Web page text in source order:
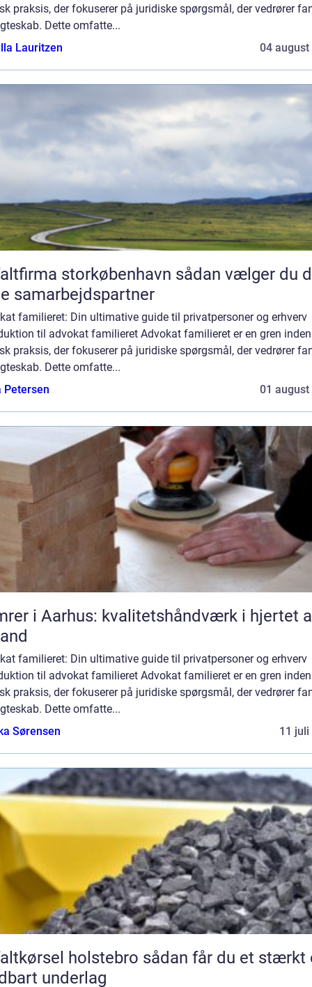
praksis, der fokuserer på juridiske spørgsmål, der vedrører
Dette omfatte...
Lauritzen
04 august
storkøbenhavn sådan vælger du den
samarbejdspartner
familieret: Din ultimative guide til privatpersoner og erhverv
til advokat familieret Advokat familieret er en gren
praksis, der fokuserer på juridiske spørgsmål, der vedrører
Dette omfatte...
Petersen
01 august
i Aarhus: kvalitetshåndværk i hjertet
familieret: Din ultimative guide til privatpersoner og erhverv
til advokat familieret Advokat familieret er en gren
praksis, der fokuserer på juridiske spørgsmål, der vedrører
Dette omfatte...
Sørensen
11 juli
holstebro sådan får du et stærkt og
underlag